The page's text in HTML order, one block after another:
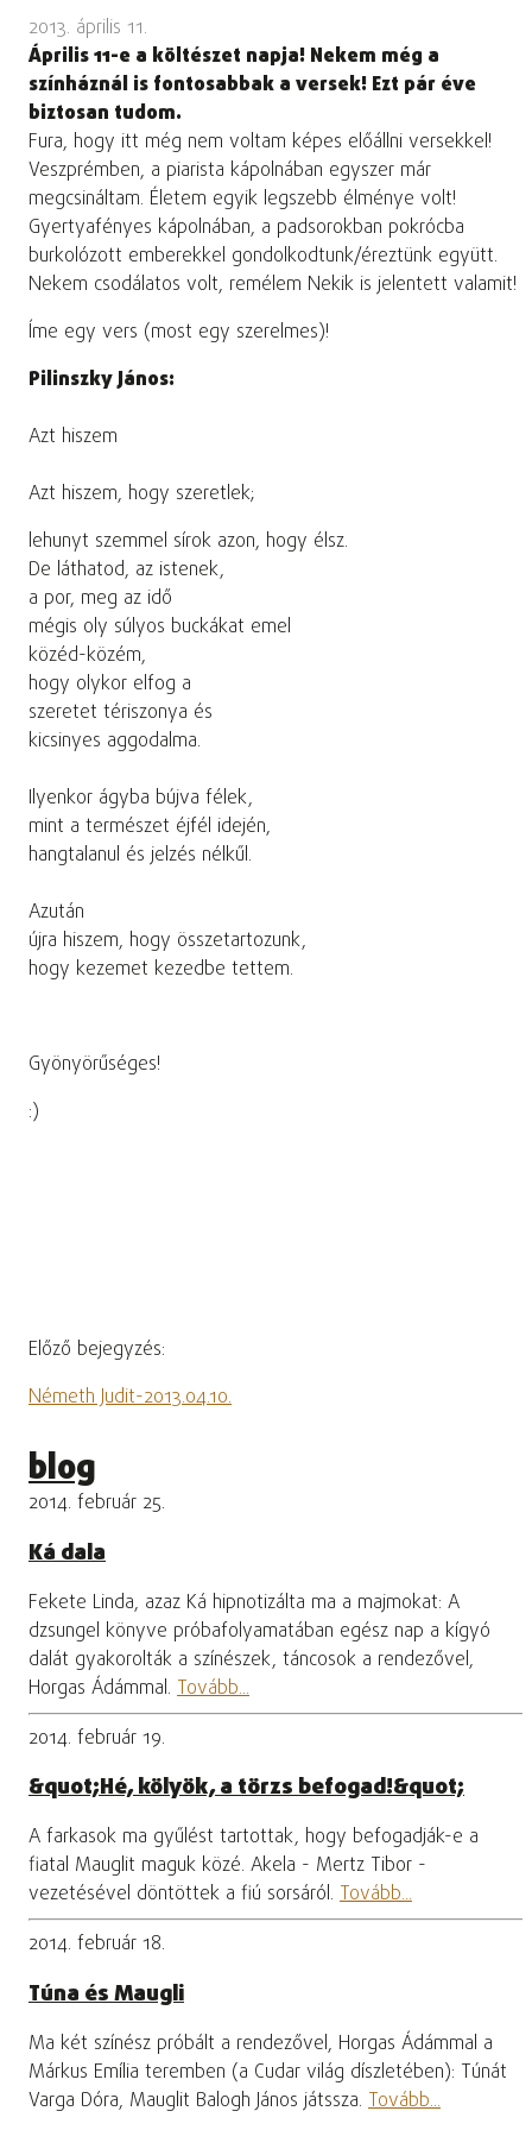
2013. április 11.
Április 11-e a költészet napja! Nekem még a
színháznál is fontosabbak a versek! Ezt pár éve
biztosan tudom.
Fura, hogy itt még nem voltam képes előállni versekkel!
Veszprémben, a piarista kápolnában egyszer már
megcsináltam. Életem egyik legszebb élménye volt!
Gyertyafényes kápolnában, a padsorokban pokrócba
burkolózott emberekkel gondolkodtunk/éreztünk együtt.
Nekem csodálatos volt, remélem Nekik is jelentett valamit!
Íme egy vers (most egy szerelmes)!
Pilinszky János:
Azt hiszem
Azt hiszem, hogy szeretlek;
lehunyt szemmel sírok azon, hogy élsz.
De láthatod, az istenek,
a por, meg az idő
mégis oly súlyos buckákat emel
közéd-közém,
hogy olykor elfog a
szeretet tériszonya és
kicsinyes aggodalma.
Ilyenkor ágyba bújva félek,
mint a természet éjfél idején,
hangtalanul és jelzés nélkűl.
Azután
újra hiszem, hogy összetartozunk,
hogy kezemet kezedbe tettem.
Gyönyörűséges!
:)
Előző bejegyzés:
Németh Judit-2013.04.10.
blog
2014. február 25.
Ká dala
Fekete Linda, azaz Ká hipnotizálta ma a majmokat: A
dzsungel könyve próbafolyamatában egész nap a kígyó
dalát gyakorolták a színészek, táncosok a rendezővel,
Horgas Ádámmal. Tovább...
2014. február 19.
&quot;Hé, kölyök, a törzs befogad!&quot;
A farkasok ma gyűlést tartottak, hogy befogadják-e a
fiatal Mauglit maguk közé. Akela - Mertz Tibor -
vezetésével döntöttek a fiú sorsáról. Tovább...
2014. február 18.
Túna és Maugli
Ma két színész próbált a rendezővel, Horgas Ádámmal a
Márkus Emília teremben (a Cudar világ díszletében): Túnát
Varga Dóra, Mauglit Balogh János játssza. Tovább...